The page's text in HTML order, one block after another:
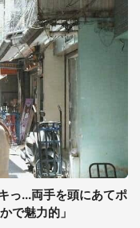
っ...両手を頭にあてポ
で魅力的」